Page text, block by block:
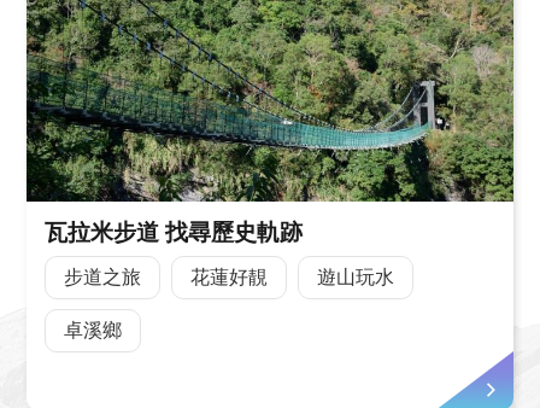
瓦拉米步道 找尋歷史軌跡
步道之旅 花蓮好靚 遊山玩水
卓溪鄉